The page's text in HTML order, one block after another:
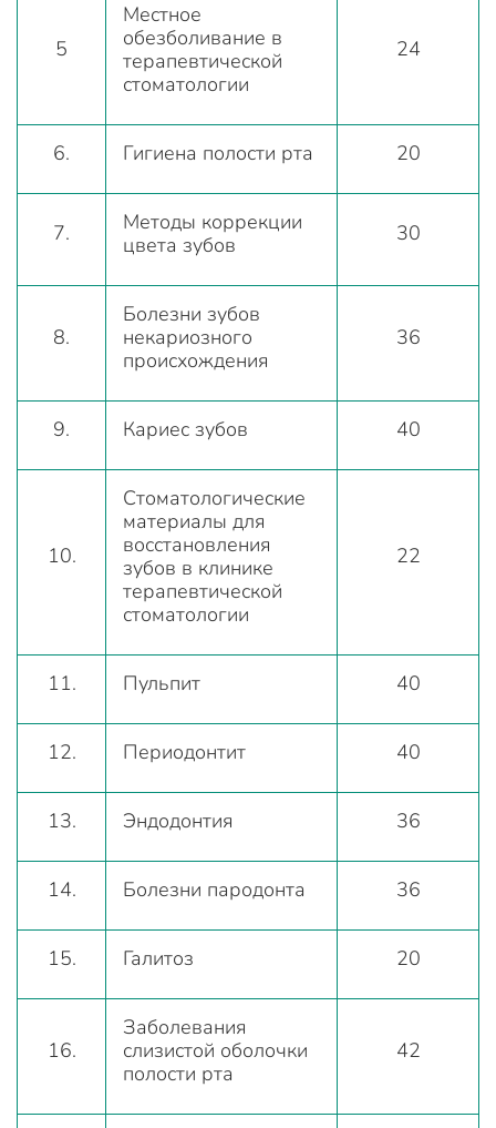
5
Местное
обезболивание в
терапевтической
стоматологии
24
6. Гигиена полости рта 20
7.
Методы коррекции
цвета зубов
30
8.
Болезни зубов
некариозного
происхождения
36
9. Кариес зубов 40
10.
Стоматологические
материалы для
восстановления
зубов в клинике
терапевтической
стоматологии
22
11. Пульпит 40
12. Периодонтит 40
13. Эндодонтия 36
14. Болезни пародонта 36
15. Галитоз 20
16.
Заболевания
слизистой оболочки
полости рта
42